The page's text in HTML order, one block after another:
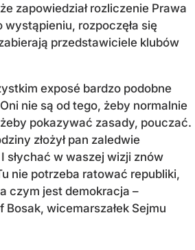
zapowiedział rozliczenie Prawa
wystąpieniu, rozpoczęła się
przedstawiciele klubów
exposé bardzo podobne
nie są od tego, żeby normalnie
pokazywać zasady, pouczać.
złożył pan zaledwie
słychać w waszej wizji znów
nie potrzeba ratować republiki,
czym jest demokracja –
Bosak, wicemarszałek Sejmu